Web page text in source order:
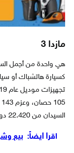
مازدا 3
هي واحدة من أجمل
السيدان من 22.420 دولاراً أمريكياً.
اقرأ أيضاً: بيع